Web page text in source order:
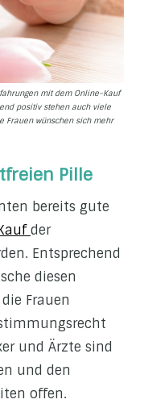
mit dem Online-Kauf
positiv stehen auch viele
Frauen wünschen sich mehr
Pille
bereits gute
der
Entsprechend
diesen
Frauen
und Ärzte sind
und den
offen.